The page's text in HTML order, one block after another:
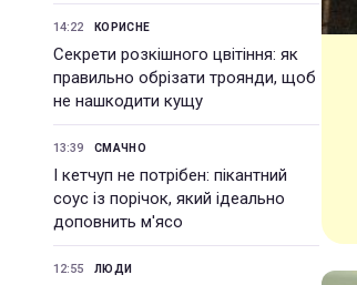
14:22 КОРИСНЕ
Секрети розкішного цвітіння: як
правильно обрізати троянди, щоб
не нашкодити кущу
13:39 СМАЧНО
І кетчуп не потрібен: пікантний
соус із порічок, який ідеально
доповнить м'ясо
12:55 ЛЮДИ